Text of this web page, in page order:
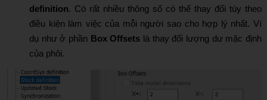
definition. Có rất nhiều thông số có thể thay đổi tùy theo
điều kiện làm việc của mỗi người sao cho hợp lý nhất. Ví
dụ như ở phần Box Offsets là thay đổi lượng dư mặc định
của phôi.